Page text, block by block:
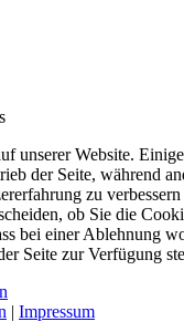
unserer Website.
der Seite, während
zu
ob Sie die
bei einer Ablehnung
Seite zur Verfügung
| Impressum